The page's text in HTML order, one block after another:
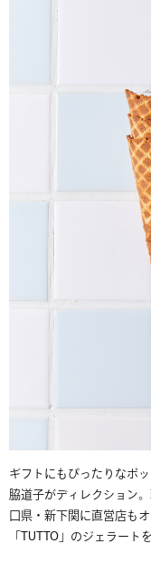
ギフトにもぴったりなポ
脇道子がディレクション
口県・新下関に直営店も
「TUTTO」のジェラート